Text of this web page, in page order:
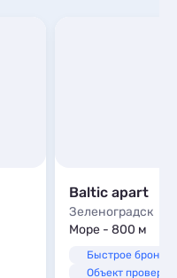
Baltic apart
Зеленоградск
Море - 800 м
Быстрое
Объект проверен